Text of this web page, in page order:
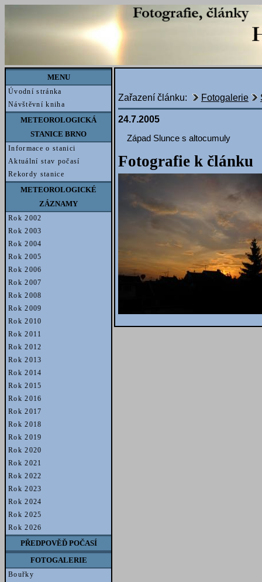
MENU
Úvodní stránka
Návštěvní kniha
METEOROLOGICKÁ
STANICE BRNO
Informace o stanici
Aktuální stav počasí
Rekordy stanice
METEOROLOGICKÉ
ZÁZNAMY
Rok 2002
Rok 2003
Rok 2004
Rok 2005
Rok 2006
Rok 2007
Rok 2008
Rok 2009
Rok 2010
Rok 2011
Rok 2012
Rok 2013
Rok 2014
Rok 2015
Rok 2016
Rok 2017
Rok 2018
Rok 2019
Rok 2020
Rok 2021
Rok 2022
Rok 2023
Rok 2024
Rok 2025
Rok 2026
PŘEDPOVĚĎ POČASÍ
FOTOGALERIE
Bouřky
Zařazení článku: Fotogalerie
24.7.2005
Západ Slunce s altocumuly
Fotografie k článku